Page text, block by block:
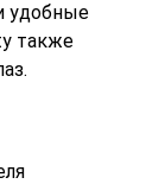
удобные
также